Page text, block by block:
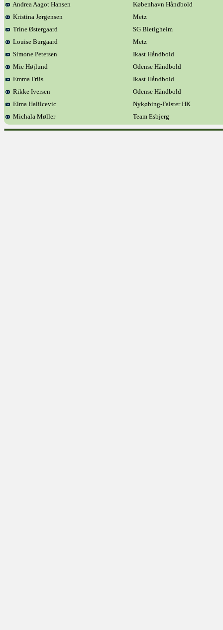
Andrea Aagot Hansen
København Håndbold
Kristina Jørgensen
Metz
Trine Østergaard
SG Bietigheim
Louise Burgaard
Metz
Simone Petersen
Ikast Håndbold
Mie Højlund
Odense Håndbold
Emma Friis
Ikast Håndbold
Rikke Iversen
Odense Håndbold
Elma Halilcevic
Nykøbing-Falster HK
Michala Møller
Team Esbjerg